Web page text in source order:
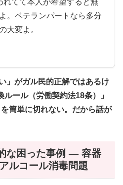
れてて本人が希望すると無
。ベテランパートなら多分
大変よ。
」がガル民的正解ではあるけ
ール（労働契約法18条）」
簡単に切れない。だから話が
な困った事例 — 容器
ルコール消毒問題